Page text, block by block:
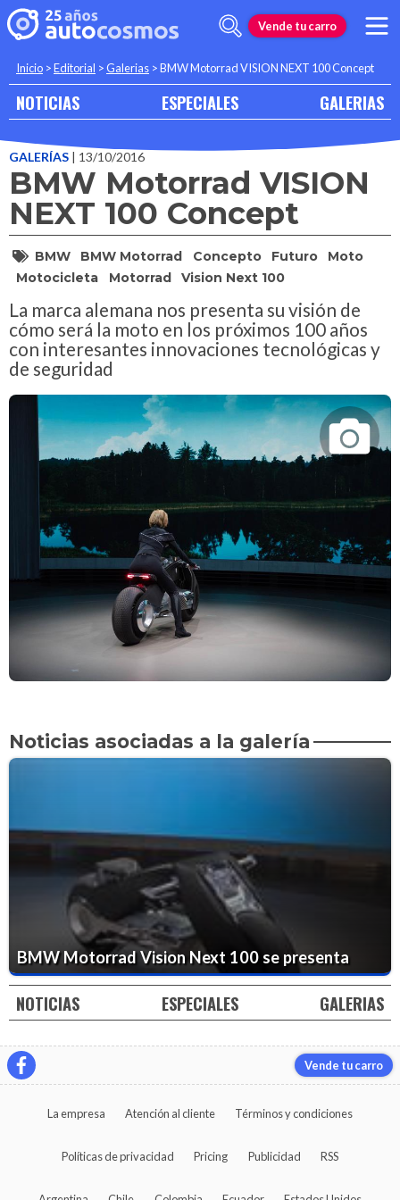
Vende tu carro
Inicio >Editorial >Galerias >BMW Motorrad VISION NEXT 100 Concept
NOTICIAS ESPECIALES GALERIAS
GALERÍAS | 13/10/2016
BMW Motorrad VISION
NEXT 100 Concept
BMW BMW Motorrad Concepto Futuro
Moto
Motocicleta
Motorrad Vision Next 100
La marca alemana nos presenta su visión de
cómo será la moto en los próximos 100 años
con interesantes innovaciones tecnológicas y
de seguridad
Noticias asociadas a la galería
BMW Motorrad Vision Next 100 se presenta
NOTICIAS ESPECIALES GALERIAS
Vende tu carro
La empresa Atención al cliente Términos y condiciones
Políticas de privacidad Pricing Publicidad RSS